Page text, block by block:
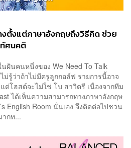
ตั้งแต่ภาษาอังกฤษถึงวิธีคิด ช่วย
ศนคติ
ฝันคนหนึ่งของ We Need To Talk
ม่รู้ว่าถ้าไม่มีครูลูกกอล์ฟ รายการนี้อาจ
ต่โฮสต์จะไม่ใช่ โบ สาวิตรี เนื่องจากทีม
ได้เห็นความสามารถทางภาษาอังกฤษ
English Room นั่นเอง จึงติดต่อไปชวน
กท...